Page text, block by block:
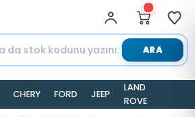
ARA
CHERY FORD JEEP
LAND
ROVER